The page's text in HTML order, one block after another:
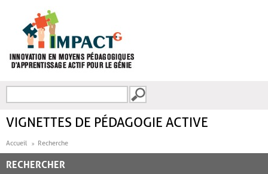
FORMULAIRE DE
VIGNETTES DE PÉDAGOGIE ACTIVE
Accueil Recherche
RECHERCHER